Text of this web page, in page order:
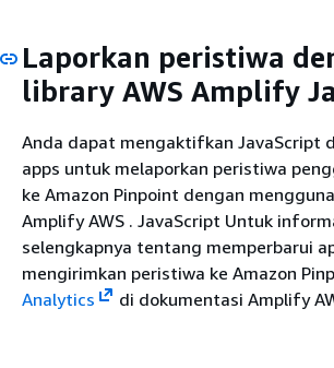
Laporkan peristiwa
library AWS Amplify
Anda dapat mengaktifkan JavaScript
apps untuk melaporkan peristiwa
ke Amazon Pinpoint dengan
Amplify AWS . JavaScript Untuk
selengkapnya tentang memperbarui
mengirimkan peristiwa ke Amazon
Analytics
di dokumentasi Amplify